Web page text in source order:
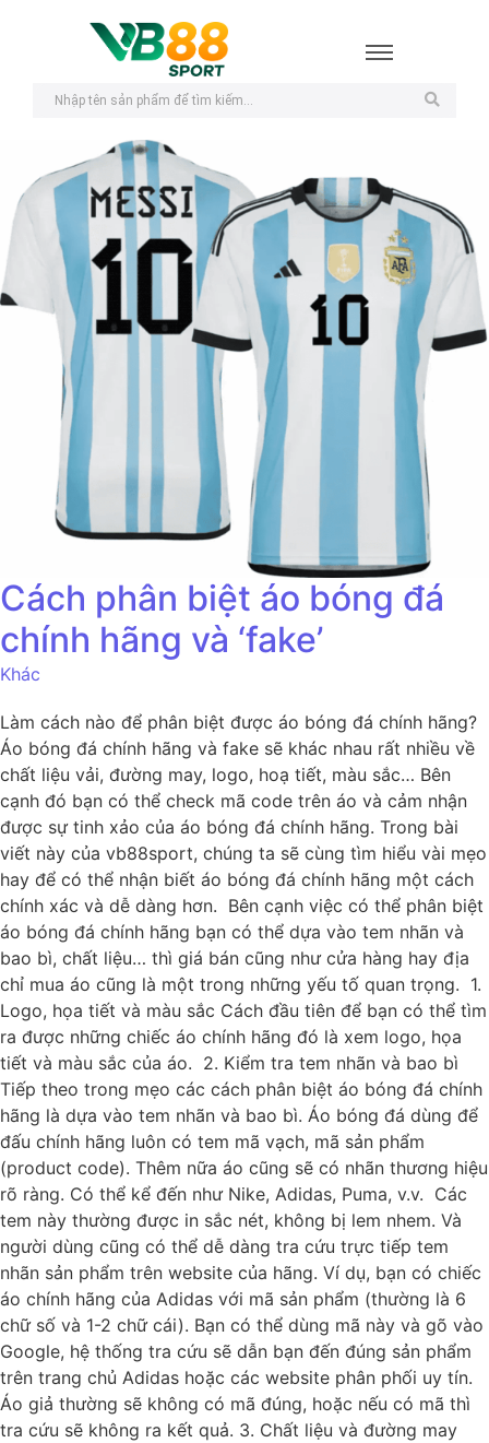
Cách phân biệt áo bóng đá
chính hãng và ‘fake’
Khác
Làm cách nào để phân biệt được áo bóng đá chính hãng?
Áo bóng đá chính hãng và fake sẽ khác nhau rất nhiều về
chất liệu vải, đường may, logo, hoạ tiết, màu sắc… Bên
cạnh đó bạn có thể check mã code trên áo và cảm nhận
được sự tinh xảo của áo bóng đá chính hãng. Trong bài
viết này của vb88sport, chúng ta sẽ cùng tìm hiểu vài mẹo
hay để có thể nhận biết áo bóng đá chính hãng một cách
chính xác và dễ dàng hơn. Bên cạnh việc có thể phân biệt
áo bóng đá chính hãng bạn có thể dựa vào tem nhãn và
bao bì, chất liệu… thì giá bán cũng như cửa hàng hay địa
chỉ mua áo cũng là một trong những yếu tố quan trọng. 1.
Logo, họa tiết và màu sắc Cách đầu tiên để bạn có thể tìm
ra được những chiếc áo chính hãng đó là xem logo, họa
tiết và màu sắc của áo. 2. Kiểm tra tem nhãn và bao bì
Tiếp theo trong mẹo các cách phân biệt áo bóng đá chính
hãng là dựa vào tem nhãn và bao bì. Áo bóng đá dùng để
đấu chính hãng luôn có tem mã vạch, mã sản phẩm
(product code). Thêm nữa áo cũng sẽ có nhãn thương hiệu
rõ ràng. Có thể kể đến như Nike, Adidas, Puma, v.v. Các
tem này thường được in sắc nét, không bị lem nhem. Và
người dùng cũng có thể dễ dàng tra cứu trực tiếp tem
nhãn sản phẩm trên website của hãng. Ví dụ, bạn có chiếc
áo chính hãng của Adidas với mã sản phẩm (thường là 6
chữ số và 1-2 chữ cái). Bạn có thể dùng mã này và gõ vào
Google, hệ thống tra cứu sẽ dẫn bạn đến đúng sản phẩm
trên trang chủ Adidas hoặc các website phân phối uy tín.
Áo giả thường sẽ không có mã đúng, hoặc nếu có mã thì
tra cứu sẽ không ra kết quả. 3. Chất liệu và đường may